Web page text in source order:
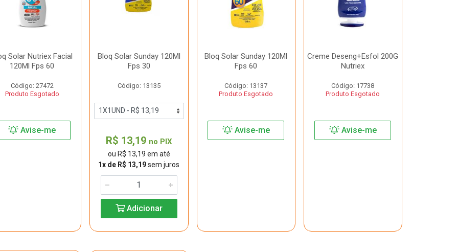
Solar Nutriex Facial
120Ml Fps 60
Código: 27472
Produto Esgotado
Avise-me
Bloq Solar Sunday 120Ml
Fps 30
Código: 13135
R$ 13,19 no PIX
ou R$ 13,19 em até
1x de R$ 13,19sem juros
Adicionar
Bloq Solar Sunday 120Ml
Fps 60
Código: 13137
Produto Esgotado
Avise-me
Creme Deseng+Esfol 200G
Nutriex
Código: 17738
Produto Esgotado
Avise-me